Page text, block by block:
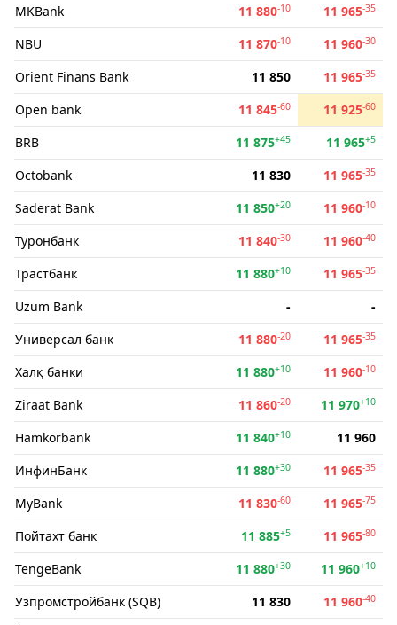
MKBank 11 880-10 11 965-35
NBU 11 870-10 11 960-30
Orient Finans Bank 11 850 11 965-35
Open bank 11 845-60 11 925-60
BRB 11 875+45 11 965+5
Octobank 11 830 11 965-35
Saderat Bank 11 850+20 11 960-10
Туронбанк 11 840-30 11 960-40
Трастбанк 11 880+10 11 965-35
Uzum Bank -
-
Универсал банк
11 880-20 11 965-35
Халқ банки 11 880+10 11 960-10
Ziraat Bank 11 860-20 11 970+10
Hamkorbank 11 840+10
11 960
ИнфинБанк
11 880+30 11 965-35
MyBank 11 830-60 11 965-75
Пойтахт банк 11 885+5 11 965-80
TengeBank 11 880+30 11 960+10
Узпромстройбанк (SQB) 11 830 11 960-40